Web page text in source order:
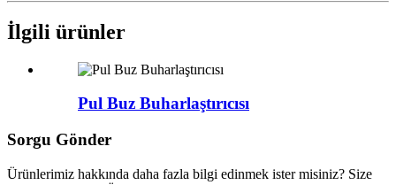
İlgili ürünler
Pul Buz Buharlaştırıcısı
Sorgu Gönder
Ürünlerimiz hakkında daha fazla bilgi edinmek ister misiniz? Size